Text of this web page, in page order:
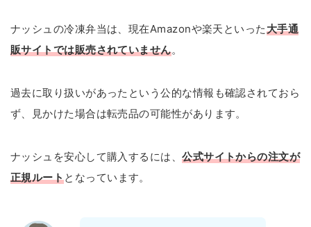
ナッシュの冷凍弁当は、現在Amazonや楽天といった大手通
販サイトでは販売されていません。
過去に取り扱いがあったという公的な情報も確認されておら
ず、見かけた場合は転売品の可能性があります。
ナッシュを安心して購入するには、公式サイトからの注文が
正規ルートとなっています。